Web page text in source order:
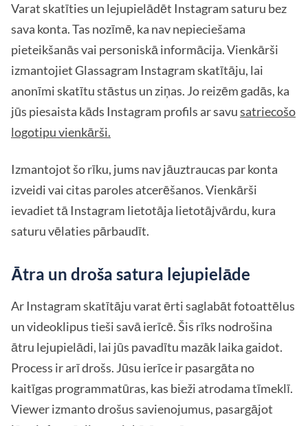
Varat skatīties un lejupielādēt Instagram saturu bez
sava konta. Tas nozīmē, ka nav nepieciešama
pieteikšanās vai personiskā informācija. Vienkārši
izmantojiet Glassagram Instagram skatītāju, lai
anonīmi skatītu stāstus un ziņas. Jo reizēm gadās, ka
jūs piesaista kāds Instagram profils ar savusatriecošo
logotipu vienkārši.
Izmantojot šo rīku, jums nav jāuztraucas par konta
izveidi vai citas paroles atcerēšanos. Vienkārši
ievadiet tā Instagram lietotāja lietotājvārdu, kura
saturu vēlaties pārbaudīt.
Ātra un droša satura lejupielāde
Ar Instagram skatītāju varat ērti saglabāt fotoattēlus
un videoklipus tieši savā ierīcē. Šis rīks nodrošina
ātru lejupielādi, lai jūs pavadītu mazāk laika gaidot.
Process ir arī drošs. Jūsu ierīce ir pasargāta no
kaitīgas programmatūras, kas bieži atrodama tīmeklī.
Viewer izmanto drošus savienojumus, pasargājot